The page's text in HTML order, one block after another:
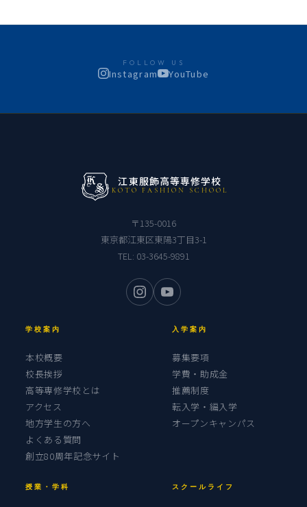
FOLLOW US
Instagram YouTube
江東服飾高等専修学校
KOTO FASHION SCHOOL
〒135-0016
東京都江東区東陽3丁目3-1
TEL: 03-3645-9891
学校案内
本校概要
校長挨拶
高等専修学校とは
アクセス
地方学生の方へ
よくある質問
創立80周年記念サイト
入学案内
募集要項
学費・助成金
推薦制度
転入学・編入学
オープンキャンパス
授業・学科 スクールライフ